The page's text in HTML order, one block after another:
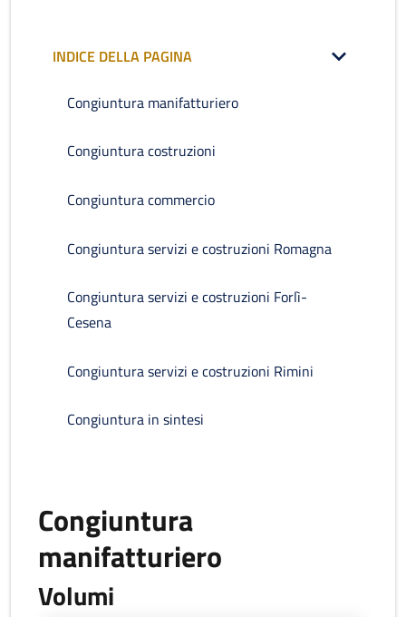
INDICE DELLA PAGINA
Congiuntura manifatturiero
Congiuntura costruzioni
Congiuntura commercio
Congiuntura servizi e costruzioni Romagna
Congiuntura servizi e costruzioni Forlì-
Cesena
Congiuntura servizi e costruzioni Rimini
Congiuntura in sintesi
Congiuntura
manifatturiero
Volumi